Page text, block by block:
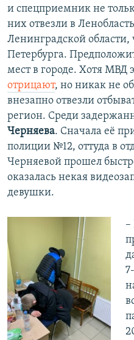
и спецприемник не
них отвезли в
Ленинградской области,
Петербурга.
мест в городе. Хотя МВД
отрицают, но никак не
внезапно отвезли
регион. Среди
Черняева. Сначала её
полиции №12, оттуда в
Черняевой прошел
оказалась некая
девушки.
–